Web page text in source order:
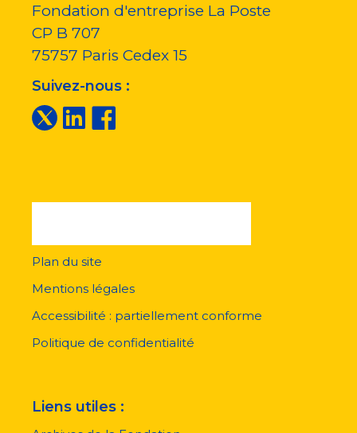
Fondation d'entreprise La Poste
CP B 707
75757 Paris Cedex 15
Suivez-nous :
pied
page
Plan du site
Mentions légales
Accessibilité : partiellement conforme
Politique de confidentialité
Liens utiles :